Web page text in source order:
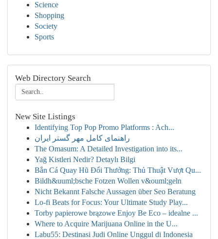
Science
Shopping
Society
Sports
Web Directory Search
New Site Listings
Identifying Top Pop Promo Platforms : Ach...
راهنمای کامل مهر گستر ایران
The Omasum: A Detailed Investigation into its...
Yağ Kistleri Nedir? Detaylı Bilgi
Bắn Cá Quay Hũ Đổi Thưởng: Thủ Thuật Vượt Qu...
Bildh&uuml;bsche Fotzen Wollen v&ouml;geln
Nicht Bekannt Falsche Aussagen über Seo Beratung
Lo-fi Beats for Focus: Your Ultimate Study Play...
Torby papierowe brązowe Enjoy Be Eco – idealne ...
Where to Acquire Marijuana Online in the U...
Labu55: Destinasi Judi Online Unggul di Indonesia